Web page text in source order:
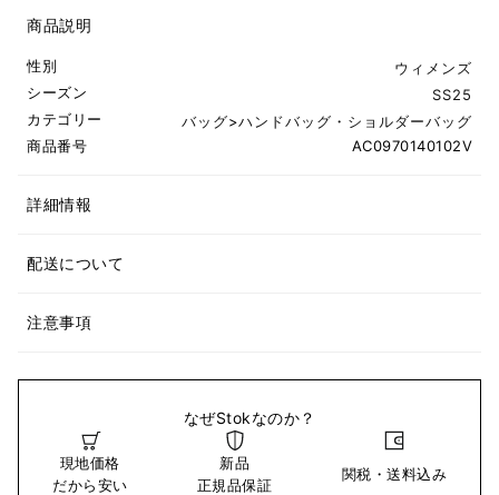
商品説明
性別
ウィメンズ
シーズン
SS25
カテゴリー
バッグ>ハンドバッグ・ショルダーバッグ
商品番号
AC0970140102V
詳細情報
配送について
注意事項
なぜStokなのか？
現地価格
だから安い
新品
正規品保証
関税・送料込み